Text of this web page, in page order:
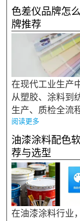
算配方，能显著
色差仪品牌怎
牌推荐
在现代工业生产
从塑胶、涂料到
生产、质检全流
备，其精度与稳
场上众多品牌与
备，成为很多采
阅读更多
油漆涂料配色
荐与选型
在油漆涂料行业